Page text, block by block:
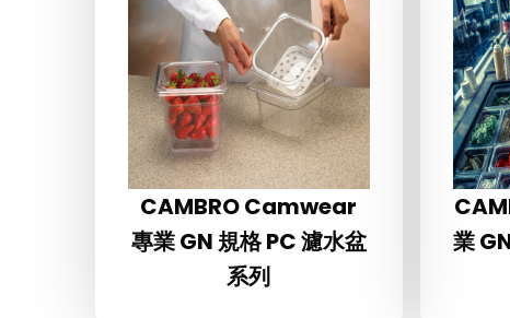
CAMBRO Camwear
專業 GN 規格 PC 濾水盆
系列
業